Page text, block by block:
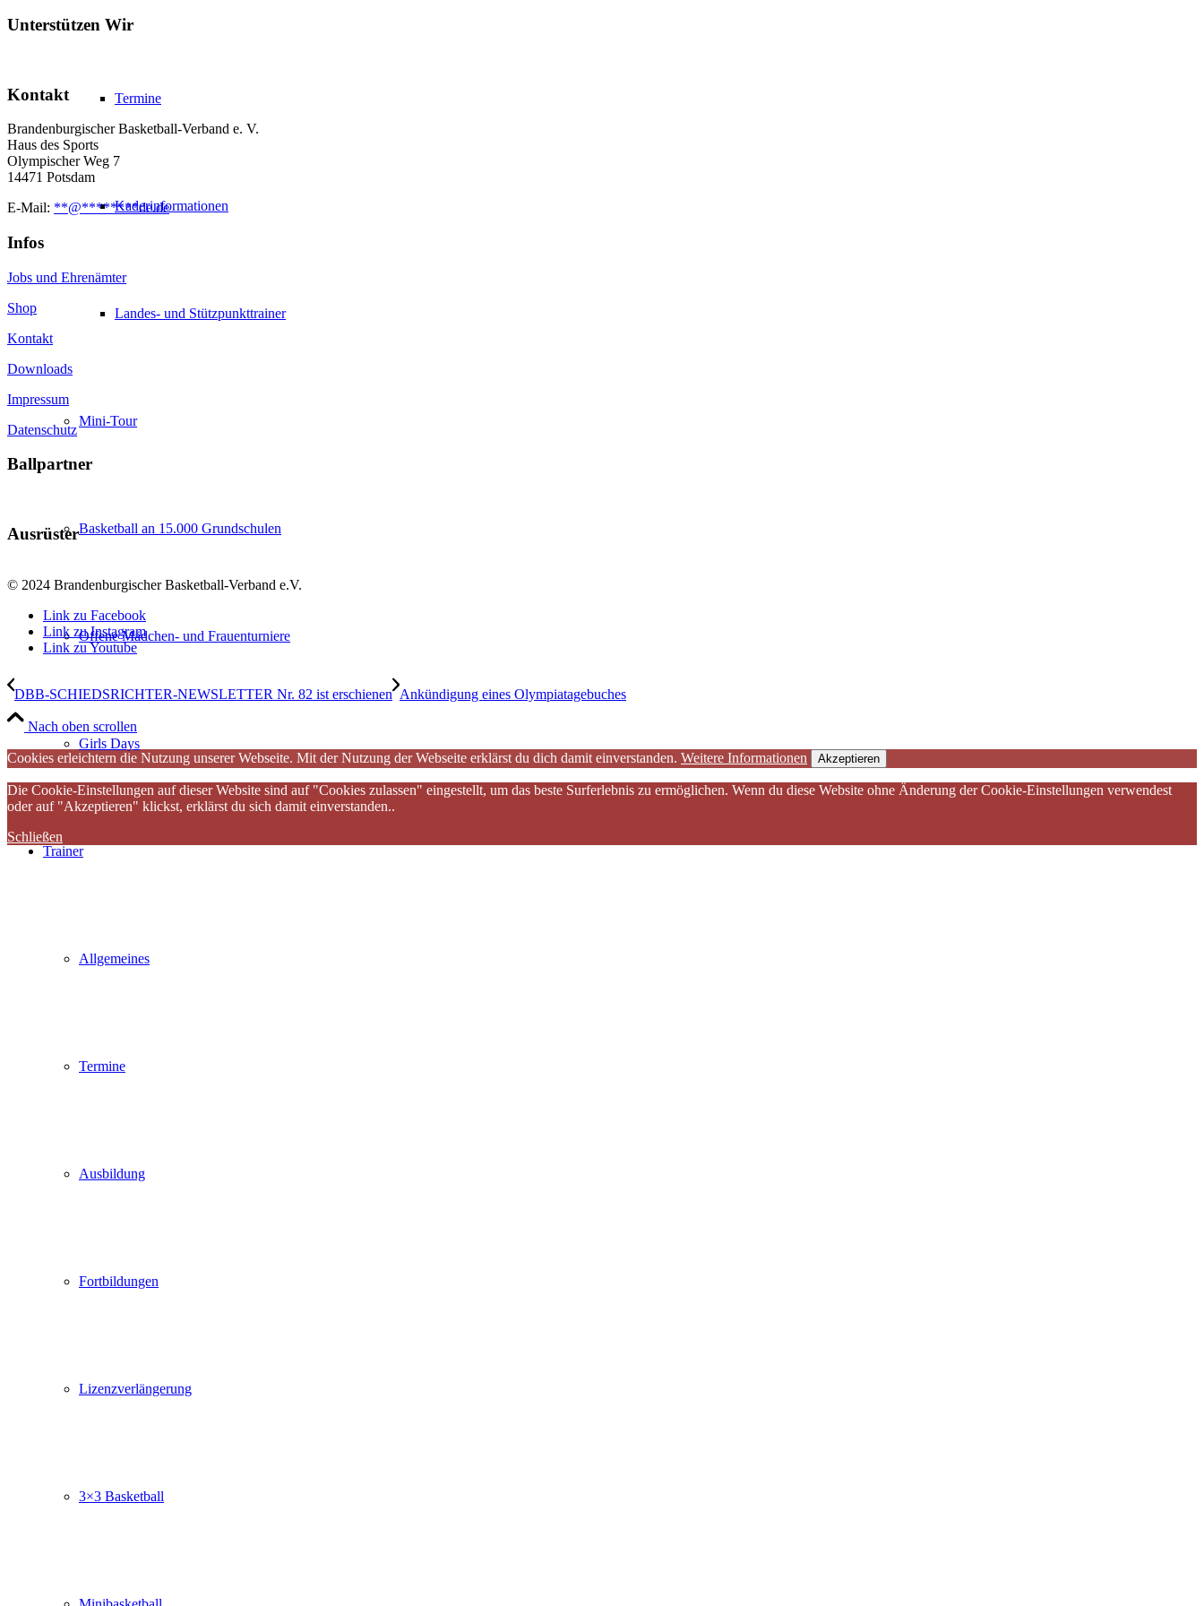
Termine
Kaderinformationen
Landes- und Stützpunkttrainer
Mini-Tour
Basketball an 15.000 Grundschulen
Offene Mädchen- und Frauenturniere
Girls Days
Trainer
Allgemeines
Termine
Ausbildung
Fortbildungen
Lizenzverlängerung
3×3 Basketball
Unterstützen Wir
Kontakt
Brandenburgischer Basketball-Verband e. V.
Haus des Sports
Olympischer Weg 7
14471 Potsdam
E-Mail: **@********de.de
Infos
Jobs und Ehrenämter
Shop
Kontakt
Downloads
Impressum
Datenschutz
Ballpartner
Ausrüster
© 2024 Brandenburgischer Basketball-Verband e.V.
Link zu Facebook
Link zu Instagram
Link zu Youtube
DBB-SCHIEDSRICHTER-NEWSLETTER Nr. 82 ist erschienen Ankündigung eines Olympiatagebuches
Nach oben scrollen
Cookies erleichtern die Nutzung unserer Webseite. Mit der Nutzung der Webseite erklärst du dich damit einverstanden. Weitere Informationen Akzeptieren
Die Cookie-Einstellungen auf dieser Website sind auf "Cookies zulassen" eingestellt, um das beste Surferlebnis zu ermöglichen. Wenn du diese Website ohne Änderung der Cookie-Einstellungen verwendest
oder auf "Akzeptieren" klickst, erklärst du sich damit einverstanden..
Schließen